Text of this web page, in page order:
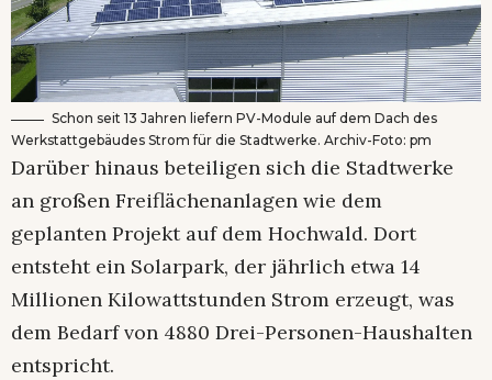
Schon seit 13 Jahren liefern PV-Module auf dem Dach des
Werkstattgebäudes Strom für die Stadtwerke. Archiv-Foto: pm
Darüber hinaus beteiligen sich die Stadtwerke
an großen Freiflächenanlagen wie dem
geplanten Projekt auf dem Hochwald. Dort
entsteht ein Solarpark, der jährlich etwa 14
Millionen Kilowattstunden Strom erzeugt, was
dem Bedarf von 4880 Drei-Personen-Haushalten
entspricht.